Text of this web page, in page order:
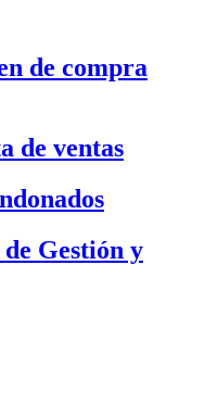
de compra
de ventas
Gestión y